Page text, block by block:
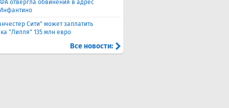
отвергла обвинения в адрес
Сити" может заплатить
"Лилля" 135 млн евро
Все новости: